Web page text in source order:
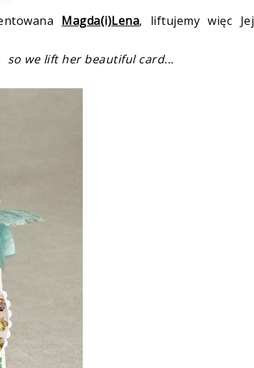
Magda(i)Lena, liftujemy więc Jej
so we lift her beautiful card...